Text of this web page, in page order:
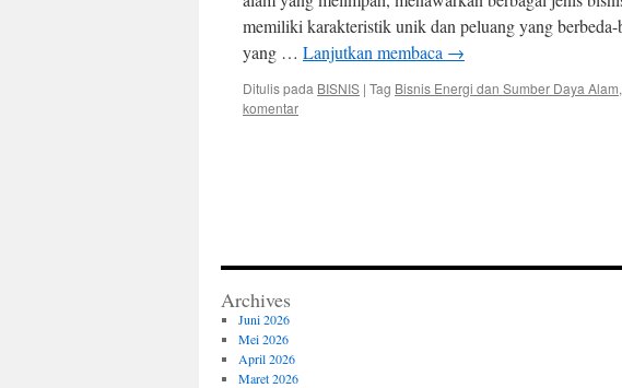
memiliki karakteristik unik dan peluang yang
yang … Lanjutkan membaca →
Ditulis pada BISNIS | Tag Bisnis Energi dan Sumber Daya Alam,
komentar
Archives
Juni 2026
Mei 2026
April 2026
Maret 2026